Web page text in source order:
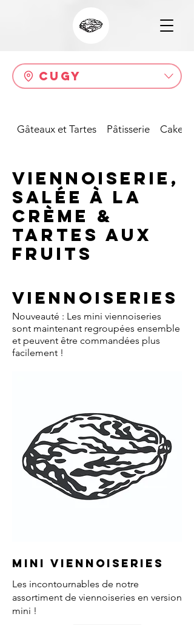
Cugy
Gâteaux et Tartes Pâtisserie Cakes
Viennoiserie,
salée à la
crème &
tartes aux
fruits
Viennoiseries
Nouveauté : Les mini viennoiseries
sont maintenant regroupées ensemble
et peuvent être commandées plus
facilement !
Mini viennoiseries
Les incontournables de notre
assortiment de viennoiseries en version
mini !